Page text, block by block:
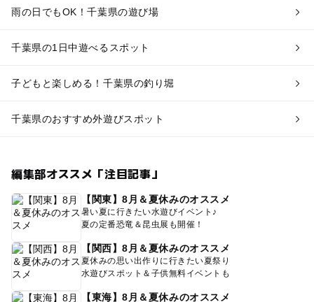
雨の日でもOK！千葉県の遊び場
千葉県の1日中遊べるスポット
子どもと楽しめる！千葉県の釣り堀
千葉県のおすすめ外遊びスポット
編集部オススメ「注目記事」
【関東】8月＆夏休みのオススメ
暑い夏に行きたい水遊びイベント♪
夏の定番恐竜＆昆虫展も開催！
【関西】8月＆夏休みのオススメ
夏休みの思い出作りに行きたい夏祭り
水遊びスポット＆子供無料イベントも
【東海】8月＆夏休みのオススメ